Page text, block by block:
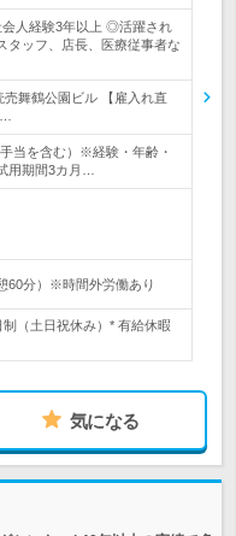
会人経験3年以上 ◎活躍され
タッフ、店長、医療従事者な
舞鶴公園ビル 【雇入れ直
当を含む）※経験・年齢・
用期間3カ月…
60分）※時間外労働あり
（土日祝休み）* 有給休暇
気になる